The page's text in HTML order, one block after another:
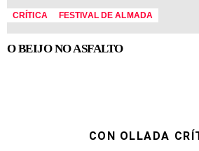
CRÍTICA FESTIVAL DE ALMADA
O BEIJO NO ASFALTO
CON OLLADA